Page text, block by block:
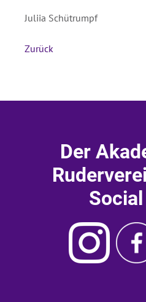
Juliia Schütrumpf
Zurück
Der
Kiel